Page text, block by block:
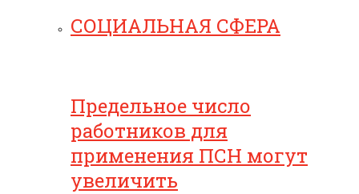
СОЦИАЛЬНАЯ СФЕРА
Предельное число
работников для
применения ПСН могут
увеличить